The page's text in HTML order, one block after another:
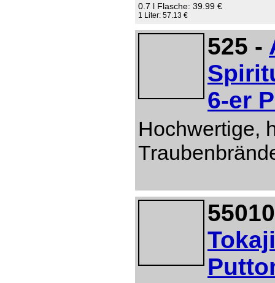
0.7 l Flasche: 39.99 €
1 Liter: 57.13 €
525 -
6-er
Hochwertige,